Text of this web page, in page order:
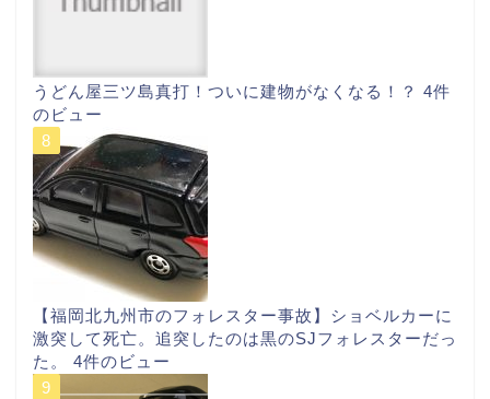
うどん屋三ツ島真打！ついに建物がなくなる！？ 4件
のビュー
【福岡北九州市のフォレスター事故】ショベルカーに
激突して死亡。追突したのは黒のSJフォレスターだっ
た。 4件のビュー